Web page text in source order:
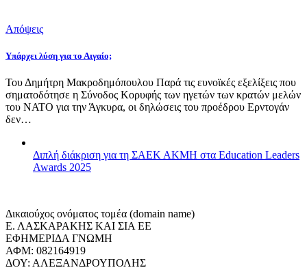
Απόψεις
Υπάρχει λύση για το Αιγαίο;
Του Δημήτρη Μακροδημόπουλου Παρά τις ευνοϊκές εξελίξεις που
σηματοδότησε η Σύνοδος Κορυφής των ηγετών των κρατών μελών
του ΝΑΤΟ για την Άγκυρα, οι δηλώσεις του προέδρου Ερντογάν
δεν…
Διπλή διάκριση για τη ΣΑΕΚ ΑΚΜΗ στα Education Leaders
Awards 2025
Δικαιούχος ονόματος τομέα (domain name)
Ε. ΛΑΣΚΑΡΑΚΗΣ ΚΑΙ ΣΙΑ ΕΕ
ΕΦΗΜΕΡΙΔΑ ΓΝΩΜΗ
ΑΦΜ: 082164919
ΔΟΥ: ΑΛΕΞΑΝΔΡΟΥΠΟΛΗΣ